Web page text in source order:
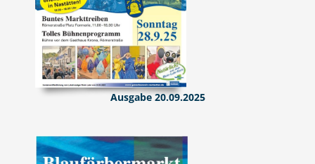
Ausgabe 20.09.2025